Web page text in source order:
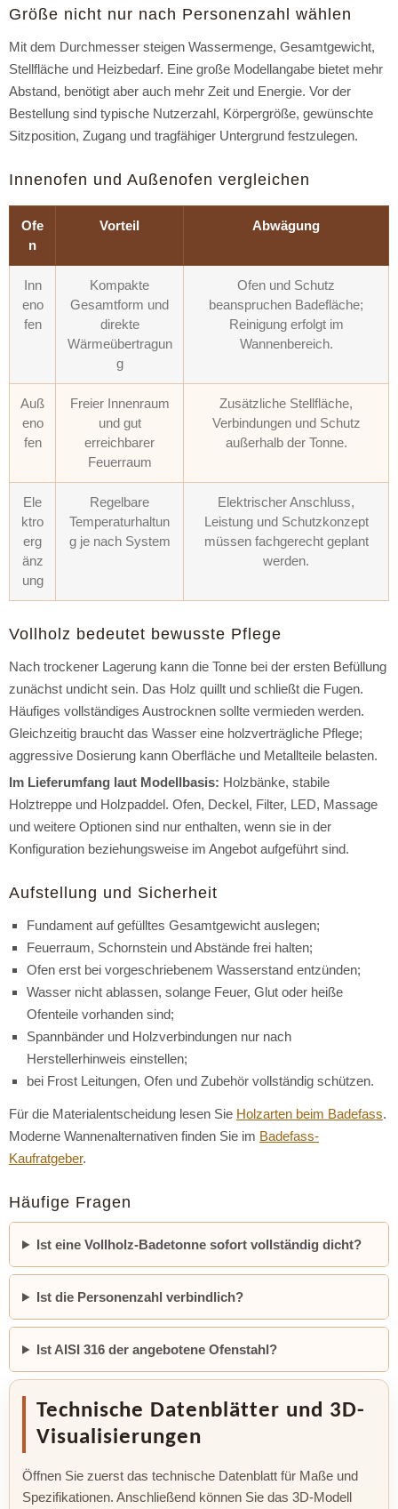
Größe nicht nur nach Personenzahl wählen
Mit dem Durchmesser steigen Wassermenge, Gesamtgewicht,
Stellfläche und Heizbedarf. Eine große Modellangabe bietet mehr
Abstand, benötigt aber auch mehr Zeit und Energie. Vor der
Bestellung sind typische Nutzerzahl, Körpergröße, gewünschte
Sitzposition, Zugang und tragfähiger Untergrund festzulegen.
Innenofen und Außenofen vergleichen
Ofe
n
Vorteil Abwägung
Inn
eno
fen
Kompakte
Gesamtform und
direkte
Wärmeübertragun
g
Ofen und Schutz
beanspruchen Badefläche;
Reinigung erfolgt im
Wannenbereich.
Auß
eno
fen
Freier Innenraum
und gut
erreichbarer
Feuerraum
Zusätzliche Stellfläche,
Verbindungen und Schutz
außerhalb der Tonne.
Ele
ktro
erg
änz
ung
Regelbare
Temperaturhaltun
g je nach System
Elektrischer Anschluss,
Leistung und Schutzkonzept
müssen fachgerecht geplant
werden.
Vollholz bedeutet bewusste Pflege
Nach trockener Lagerung kann die Tonne bei der ersten Befüllung
zunächst undicht sein. Das Holz quillt und schließt die Fugen.
Häufiges vollständiges Austrocknen sollte vermieden werden.
Gleichzeitig braucht das Wasser eine holzverträgliche Pflege;
aggressive Dosierung kann Oberfläche und Metallteile belasten.
Im Lieferumfang laut Modellbasis: Holzbänke, stabile
Holztreppe und Holzpaddel. Ofen, Deckel, Filter, LED, Massage
und weitere Optionen sind nur enthalten, wenn sie in der
Konfiguration beziehungsweise im Angebot aufgeführt sind.
Aufstellung und Sicherheit
Fundament auf gefülltes Gesamtgewicht auslegen;
Feuerraum, Schornstein und Abstände frei halten;
Ofen erst bei vorgeschriebenem Wasserstand entzünden;
Wasser nicht ablassen, solange Feuer, Glut oder heiße
Ofenteile vorhanden sind;
Spannbänder und Holzverbindungen nur nach
Herstellerhinweis einstellen;
bei Frost Leitungen, Ofen und Zubehör vollständig schützen.
Für die Materialentscheidung lesen Sie Holzarten beim Badefass.
Moderne Wannenalternativen finden Sie im Badefass-
Kaufratgeber.
Häufige Fragen
Ist eine Vollholz-Badetonne sofort vollständig dicht?
Ist die Personenzahl verbindlich?
Ist AISI 316 der angebotene Ofenstahl?
Technische Datenblätter und 3D-
Visualisierungen
Öffnen Sie zuerst das technische Datenblatt für Maße und
Spezifikationen. Anschließend können Sie das 3D-Modell